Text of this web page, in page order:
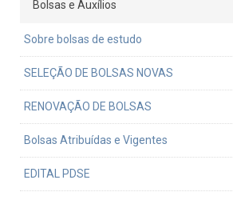
Bolsas e Auxílios
Sobre bolsas de estudo
SELEÇÃO DE BOLSAS NOVAS
RENOVAÇÃO DE BOLSAS
Bolsas Atribuídas e Vigentes
EDITAL PDSE